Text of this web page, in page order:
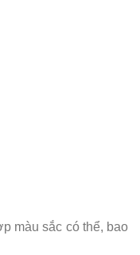
màu sắc có thể, bao